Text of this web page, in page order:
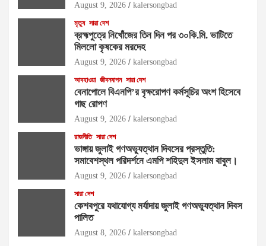
August 9, 2026 kalersongbad
মৃত্যু সারা দেশ
ব্রহ্মপুত্রে নিখোঁজের তিন দিন পর ৩০কি.মি. ভাটিতে
মিললো কৃষকের মরদেহ
August 9, 2026 kalersongbad
আবহাওয়া জীবনযাপন সারা দেশ
বেনাপোলে বিএনপি’র বৃক্ষরোপণ কর্মসূচির অংশ হিসেবে
গাছ রোপণ
August 9, 2026 kalersongbad
রাজনীতি সারা দেশ
ভাঙ্গায় জুলাই গণঅভ্যুত্থান দিবসের প্রস্তুতি:
সমাবেশস্থল পরিদর্শনে এমপি শহিদুল ইসলাম বাবুল। ​
August 9, 2026 kalersongbad
সারা দেশ
কেশবপুরে যথাযোগ্য মর্যাদায় জুলাই গণঅভ্যুত্থান দিবস
পালিত
August 8, 2026 kalersongbad